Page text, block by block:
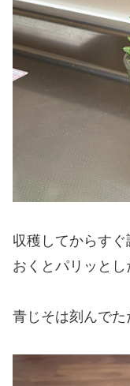
収穫してからす
おくとパリッとし
青じそは刻んでた